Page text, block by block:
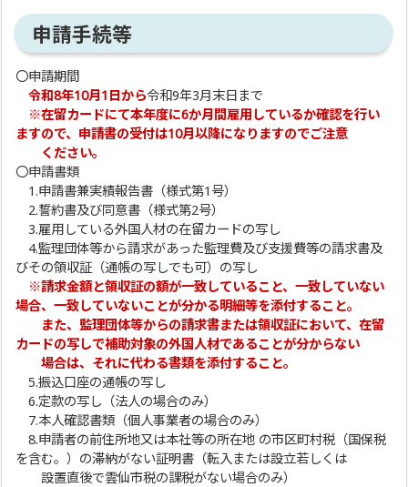
申請手続等
〇申請期間
令和8年10月1日から令和9年3月末日まで
※在留カードにて本年度に6か月間雇用しているか確認を行い
ますので、申請書の受付は10月以降になりますのでご注意
ください。
〇申請書類
1.申請書兼実績報告書（様式第1号）
2.誓約書及び同意書（様式第2号）
3.雇用している外国人材の在留カードの写し
4.監理団体等から請求があった監理費及び支援費等の請求書及
びその領収証（通帳の写しでも可）の写し
※請求金額と領収証の額が一致していること、一致していない
場合、一致していないことが分かる明細等を添付すること。
また、監理団体等からの請求書または領収証において、在留
カードの写しで補助対象の外国人材であることが分からない
場合は、 それに代わる書類を添付すること。
5.振込口座の通帳の写し
6.定款の写し（法人の場合のみ）
7.本人確認書類（個人事業者の場合のみ）
8.申請者の前住所地又は本社等の所在地 の市区町村税（国保税
を含む。）の滞納がない証明書（転入または設立若しくは
設置直後で雲仙市税の課税がない場合のみ）